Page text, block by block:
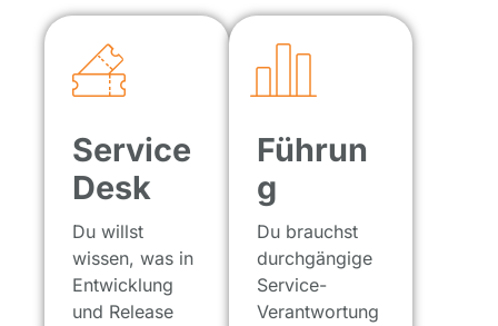
Service
Desk
Du willst
wissen, was in
Entwicklung
und Release
Führun
g
Du brauchst
durchgängige
Service-
Verantwortung